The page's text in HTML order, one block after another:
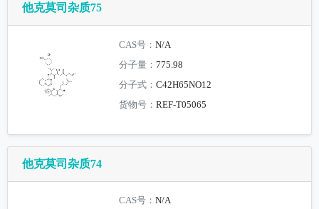
他克莫司杂质75
CAS号：N/A
分子量：775.98
分子式：C42H65NO12
货物号：REF-T05065
他克莫司杂质74
CAS号：N/A